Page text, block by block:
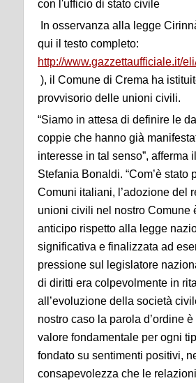
con l'ufficio di stato civile
In osservanza alla legge
qui il testo completo:
http://www.gazzettaufficiale.it/
), il Comune di Crema ha
provvisorio delle unioni civili.
“Siamo in attesa di definire le
coppie che hanno già
interesse in tal senso”, afferma
Stefania Bonaldi. “Com’è stato
Comuni italiani, l’adozione del
unioni civili nel nostro Comune
anticipo rispetto alla legge
significativa e finalizzata ad
pressione sul legislatore
di diritti era colpevolmente in
all’evoluzione della società
nostro caso la parola d’ordine
valore fondamentale per ogni
fondato su sentimenti positivi,
consapevolezza che le